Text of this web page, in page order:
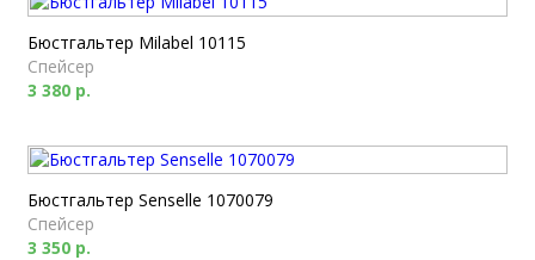
Бюстгальтер Milabel 10115
Спейсер
3 380 р.
Бюстгальтер Senselle 1070079
Спейсер
3 350 р.